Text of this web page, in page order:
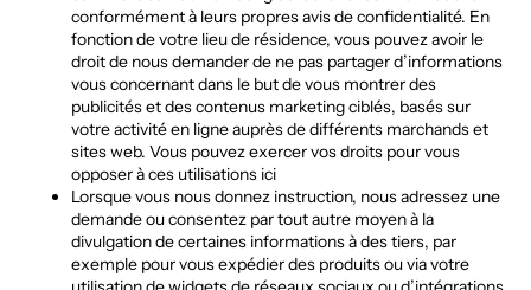
conformément à leurs propres avis de confidentialité. En
fonction de votre lieu de résidence, vous pouvez avoir le
droit de nous demander de ne pas partager d’informations
vous concernant dans le but de vous montrer des
publicités et des contenus marketing ciblés, basés sur
votre activité en ligne auprès de différents marchands et
sites web. Vous pouvez exercer vos droits pour vous
opposer à ces utilisations ici
Lorsque vous nous donnez instruction, nous adressez une
demande ou consentez par tout autre moyen à la
divulgation de certaines informations à des tiers, par
exemple pour vous expédier des produits ou via votre